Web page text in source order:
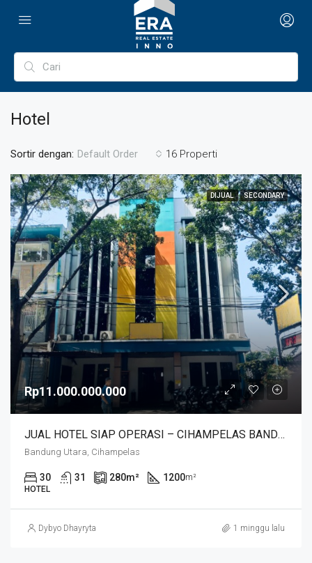
Hotel
16 Properti
Sortir dengan: Default Order
DIJUAL SECONDARY
Rp11.000.000.000
JUAL HOTEL SIAP OPERASI – CIHAMPELAS BANDUNG
Bandung Utara, Cihampelas
30 31 280m² 1200m²
HOTEL
Dybyo Dhayryta 1 minggu lalu